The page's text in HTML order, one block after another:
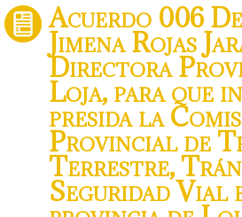
Acuerdo 006
Jimena Rojas
Directora
Loja, para que
presida la
Provincial de
Terrestre,
Seguridad Vial